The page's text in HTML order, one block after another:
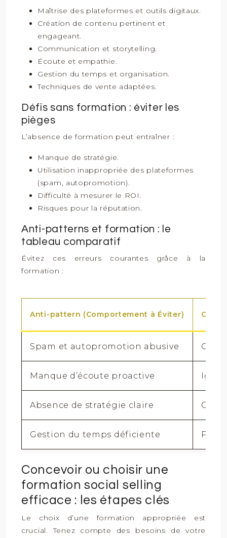
Maîtrise des plateformes et outils digitaux.
Création de contenu pertinent et
engageant.
Communication et storytelling.
Écoute et empathie.
Gestion du temps et organisation.
Techniques de vente adaptées.
Défis sans formation : éviter les
pièges
L’absence de formation peut entraîner :
Manque de stratégie.
Utilisation inappropriée des plateformes
(spam, autopromotion).
Difficulté à mesurer le ROI.
Risques pour la réputation.
Anti-patterns et formation : le
tableau comparatif
Évitez ces erreurs courantes grâce à la
formation :
Anti-pattern (Comportement à Éviter)
Spam et autopromotion abusive
Manque d’écoute proactive
Absence de stratégie claire
Gestion du temps déficiente
Concevoir ou choisir une
formation social selling
efficace : les étapes clés
Le choix d’une formation appropriée est
crucial. Tenez compte des besoins de votre